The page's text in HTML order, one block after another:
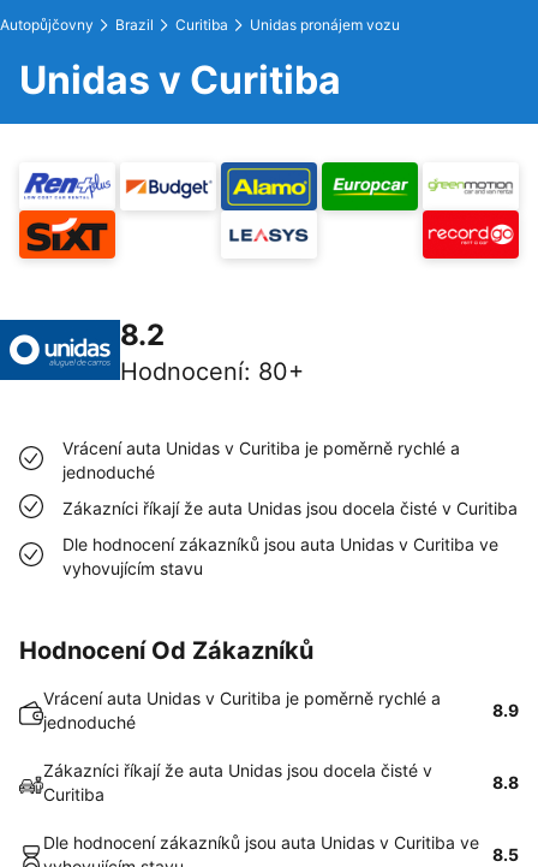
Autopůjčovny Brazil Curitiba Unidas pronájem vozu
Unidas v Curitiba
8.2
Hodnocení: 80+
Vrácení auta Unidas v Curitiba je poměrně rychlé a
jednoduché
Zákazníci říkají že auta Unidas jsou docela čisté v Curitiba
Dle hodnocení zákazníků jsou auta Unidas v Curitiba ve
vyhovujícím stavu
Hodnocení Od Zákazníků
Vrácení auta Unidas v Curitiba je poměrně rychlé a
jednoduché
8.9
Zákazníci říkají že auta Unidas jsou docela čisté v
Curitiba
8.8
Dle hodnocení zákazníků jsou auta Unidas v Curitiba ve
8.5